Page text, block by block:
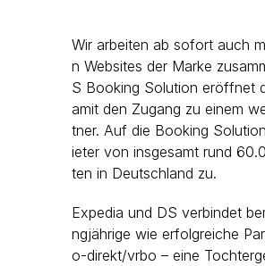
Wir arbeiten ab sofort auch
n Websites der Marke
S Booking Solution eröffnet
amit den Zugang zu einem
tner. Auf die Booking
ieter von insgesamt rund
ten in Deutschland zu.
Expedia und DS verbindet
ngjährige wie erfolgreiche
o-direkt/vrbo – eine